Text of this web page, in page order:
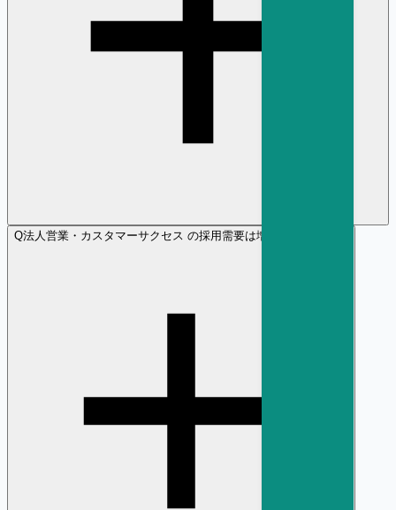
Q法人営業・カスタマーサクセス の採用需要は増加傾向ですか？